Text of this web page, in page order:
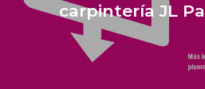
carpintería JL